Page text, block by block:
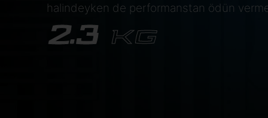
halindeyken de performanstan ödün
2.3 KG